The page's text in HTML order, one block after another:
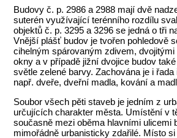
Budovy č. p. 2986 a 2988 mají dvě
suterén využívající terénního rozdílu
objektů č. p. 3295 a 3296 se jedná o tři
Vnější plášť budov je tvořen pohledově
cihelným spárovaným zdivem,
okny a v případě jižní dvojice budov
světle zelené barvy. Zachována je i
např. dveře, dveřní madla, kování a
Soubor všech pěti staveb je jedním z
určujících charakter města. Umístění v
současně mezi oběma hlavními ulicemi
mimořádně urbanisticky zdařilé. Místo